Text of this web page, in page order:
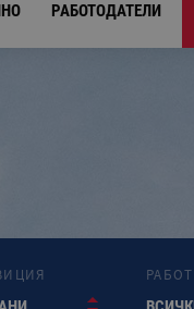
РАБОТОДАТЕЛИ